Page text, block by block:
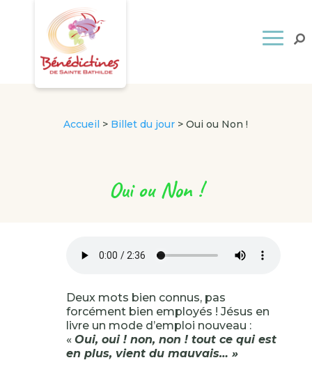
Accueil > Billet du jour >Oui ou Non !
Oui ou Non !
Deux mots bien connus, pas
forcément bien employés ! Jésus en
livre un mode d’emploi nouveau :
« Oui, oui ! non, non ! tout ce qui est
en plus, vient du mauvais… »